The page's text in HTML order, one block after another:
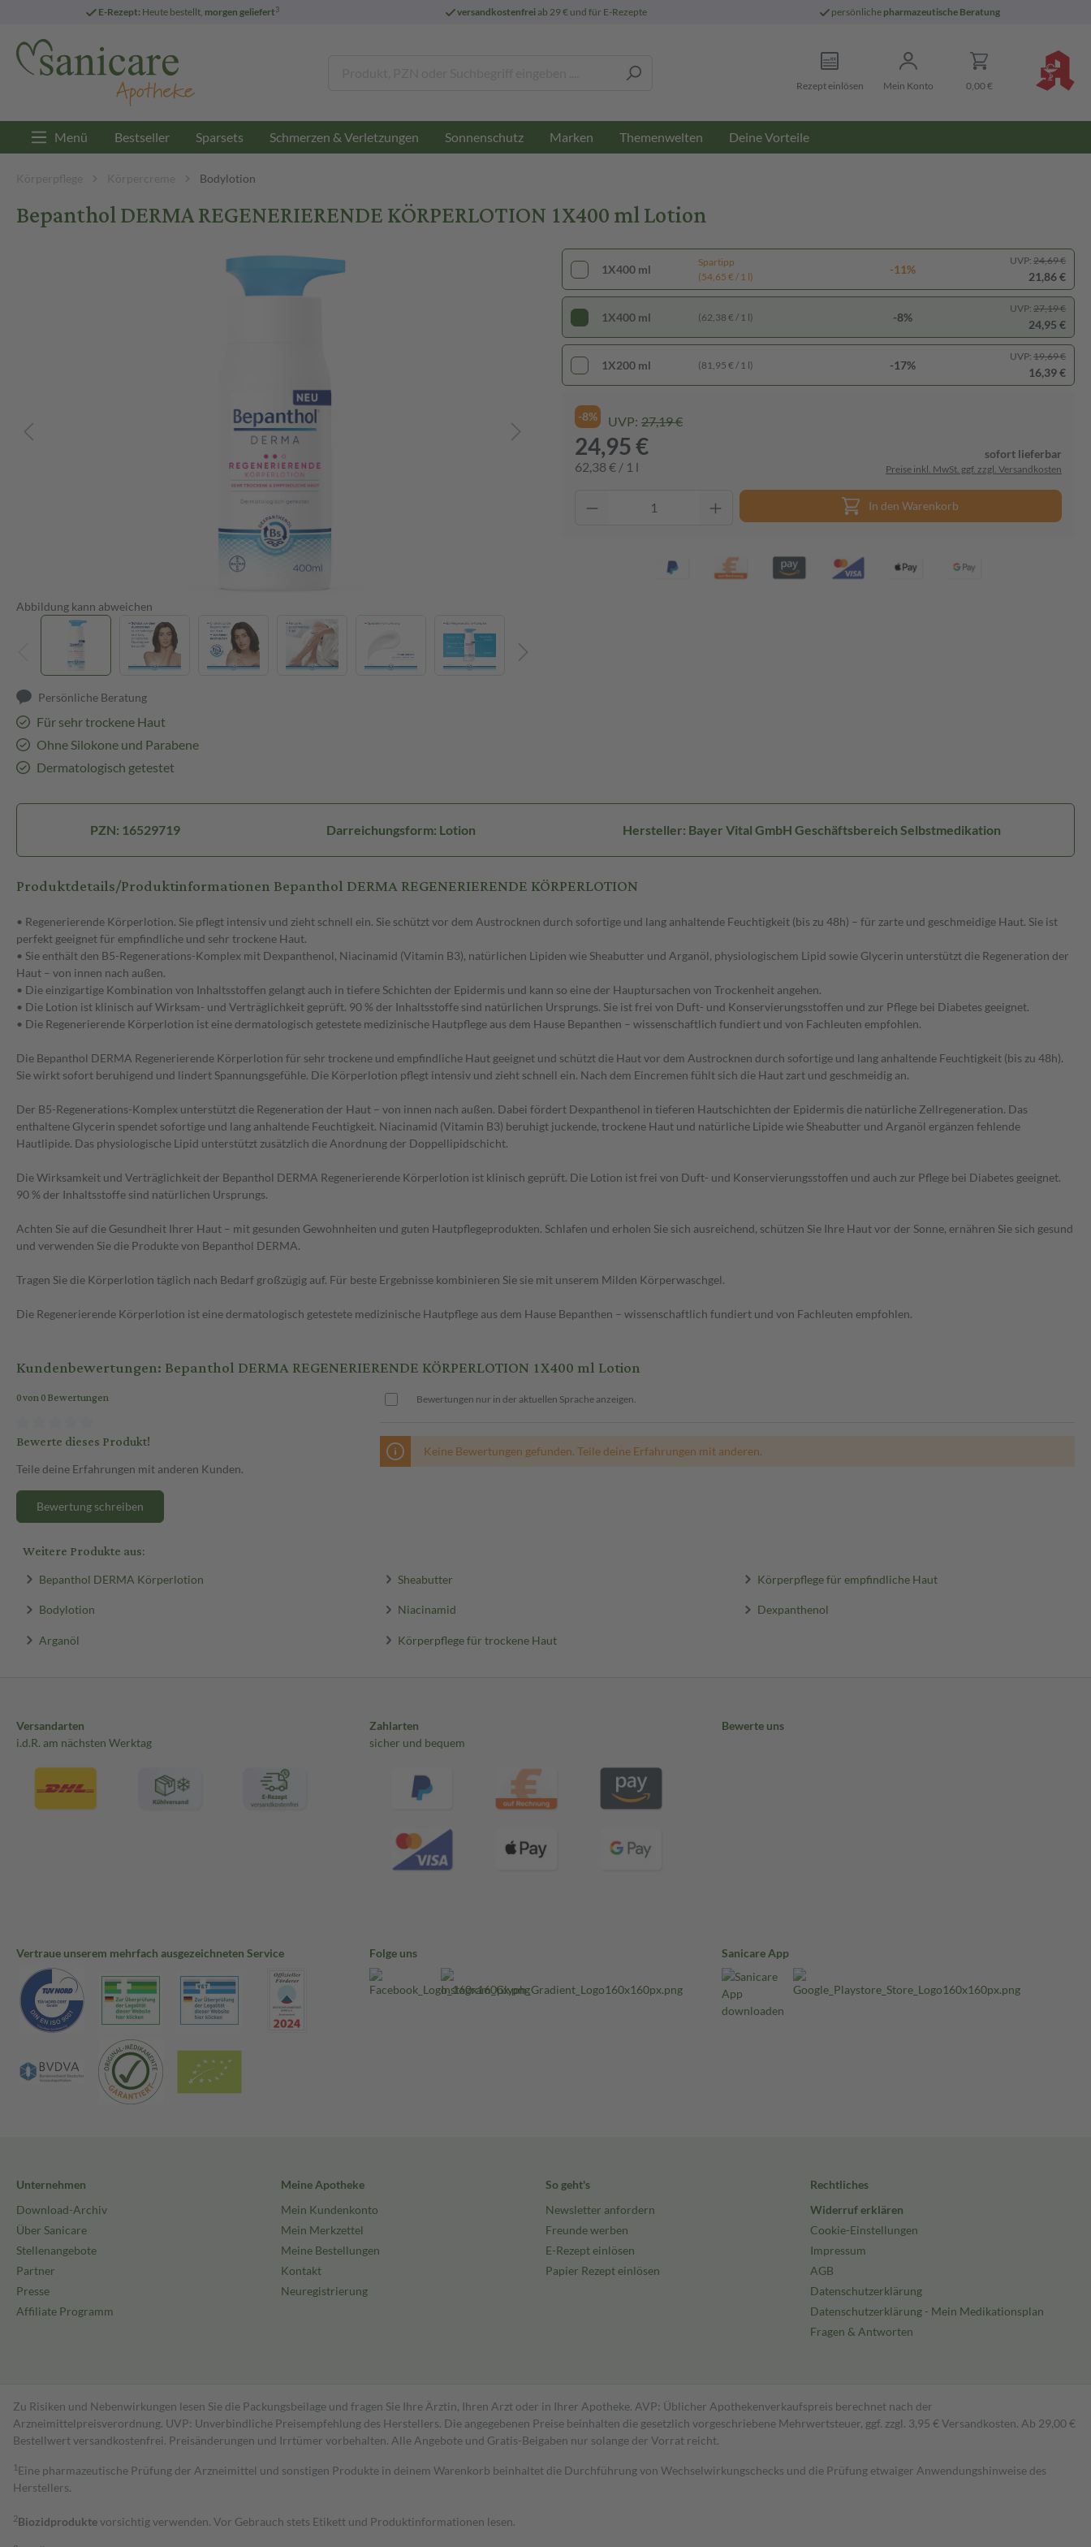
E-Rezept: Heute bestellt, morgen geliefert3 versandkostenfreiab 29 € und für E-Rezepte persönliche pharmazeutische Beratung
Rezept einlösen Mein Konto 0,00 €
Menü Bestseller Sparsets Schmerzen & Verletzungen Sonnenschutz Marken Themenwelten Deine Vorteile
Körperpflege Körpercreme Bodylotion
Bepanthol DERMA REGENERIERENDE KÖRPERLOTION 1X400 ml Lotion
Abbildung kann abweichen
Persönliche Beratung
Für sehr trockene Haut
Ohne Silokone und Parabene
Dermatologisch getestet
1X400 ml
Spartipp
(54,65 € / 1 l)
-11%
UVP: 24,69 €
21,86 €
1X400 ml (62,38 € / 1 l) -8%
UVP: 27,19 €
24,95 €
1X200 ml (81,95 € / 1 l) -17%
UVP: 19,69 €
16,39 €
-8% UVP: 27,19 €
24,95 €
62,38 € / 1 l
sofort lieferbar
Preise inkl. MwSt. ggf. zzgl. Versandkosten
In den Warenkorb
PZN: 16529719 Darreichungsform: Lotion Hersteller: Bayer Vital GmbH Geschäftsbereich Selbstmedikation
Produktdetails/Produktinformationen Bepanthol DERMA REGENERIERENDE KÖRPERLOTION
• Regenerierende Körperlotion. Sie pflegt intensiv und zieht schnell ein. Sie schützt vor dem Austrocknen durch sofortige und lang anhaltende Feuchtigkeit (bis zu 48h) – für zarte und geschmeidige Haut. Sie ist
perfekt geeignet für empfindliche und sehr trockene Haut.
• Sie enthält den B5-Regenerations-Komplex mit Dexpanthenol, Niacinamid (Vitamin B3), natürlichen Lipiden wie Sheabutter und Arganöl, physiologischem Lipid sowie Glycerin unterstützt die Regeneration der
Haut – von innen nach außen.
• Die einzigartige Kombination von Inhaltsstoffen gelangt auch in tiefere Schichten der Epidermis und kann so eine der Hauptursachen von Trockenheit angehen.
• Die Lotion ist klinisch auf Wirksam- und Verträglichkeit geprüft. 90 % der Inhaltsstoffe sind natürlichen Ursprungs. Sie ist frei von Duft- und Konservierungsstoffen und zur Pflege bei Diabetes geeignet.
• Die Regenerierende Körperlotion ist eine dermatologisch getestete medizinische Hautpflege aus dem Hause Bepanthen – wissenschaftlich fundiert und von Fachleuten empfohlen.
Die Bepanthol DERMA Regenerierende Körperlotion für sehr trockene und empfindliche Haut geeignet und schützt die Haut vor dem Austrocknen durch sofortige und lang anhaltende Feuchtigkeit (bis zu 48h).
Sie wirkt sofort beruhigend und lindert Spannungsgefühle. Die Körperlotion pflegt intensiv und zieht schnell ein. Nach dem Eincremen fühlt sich die Haut zart und geschmeidig an.
Der B5-Regenerations-Komplex unterstützt die Regeneration der Haut – von innen nach außen. Dabei fördert Dexpanthenol in tieferen Hautschichten der Epidermis die natürliche Zellregeneration. Das
enthaltene Glycerin spendet sofortige und lang anhaltende Feuchtigkeit. Niacinamid (Vitamin B3) beruhigt juckende, trockene Haut und natürliche Lipide wie Sheabutter und Arganöl ergänzen fehlende
Hautlipide. Das physiologische Lipid unterstützt zusätzlich die Anordnung der Doppellipidschicht.
Die Wirksamkeit und Verträglichkeit der Bepanthol DERMA Regenerierende Körperlotion ist klinisch geprüft. Die Lotion ist frei von Duft- und Konservierungsstoffen und auch zur Pflege bei Diabetes geeignet.
90 % der Inhaltsstoffe sind natürlichen Ursprungs.
Achten Sie auf die Gesundheit Ihrer Haut – mit gesunden Gewohnheiten und guten Hautpflegeprodukten. Schlafen und erholen Sie sich ausreichend, schützen Sie Ihre Haut vor der Sonne, ernähren Sie sich gesund
und verwenden Sie die Produkte von Bepanthol DERMA.
Tragen Sie die Körperlotion täglich nach Bedarf großzügig auf. Für beste Ergebnisse kombinieren Sie sie mit unserem Milden Körperwaschgel.
Die Regenerierende Körperlotion ist eine dermatologisch getestete medizinische Hautpflege aus dem Hause Bepanthen – wissenschaftlich fundiert und von Fachleuten empfohlen.
Kundenbewertungen: Bepanthol DERMA REGENERIERENDE KÖRPERLOTION 1X400 ml Lotion
0 von 0 Bewertungen
Bewerte dieses Produkt!
Teile deine Erfahrungen mit anderen Kunden.
Bewertung schreiben
Bewertungen nur in der aktuellen Sprache anzeigen.
Keine Bewertungen gefunden. Teile deine Erfahrungen mit anderen.
Weitere Produkte aus:
Bepanthol DERMA Körperlotion Sheabutter Körperpflege für empfindliche Haut
Bodylotion Niacinamid Dexpanthenol
Arganöl Körperpflege für trockene Haut
Versandarten
i.d.R. am nächsten Werktag
Zahlarten
sicher und bequem
Bewerte uns
Vertraue unserem mehrfach ausgezeichneten Service Folge uns Sanicare App
Unternehmen
Download-Archiv
Über Sanicare
Stellenangebote
Partner
Presse
Affiliate Programm
Meine Apotheke
Mein Kundenkonto
Mein Merkzettel
Meine Bestellungen
Kontakt
Neuregistrierung
So geht's
Newsletter anfordern
Freunde werben
E-Rezept einlösen
Papier Rezept einlösen
Rechtliches
Widerruf erklären
Cookie-Einstellungen
Impressum
AGB
Datenschutzerklärung
Datenschutzerklärung - Mein Medikationsplan
Fragen & Antworten
Zu Risiken und Nebenwirkungen lesen Sie die Packungsbeilage und fragen Sie Ihre Ärztin, Ihren Arzt oder in Ihrer Apotheke. AVP: Üblicher Apothekenverkaufspreis berechnet nach der
Arzneimittelpreisverordnung. UVP: Unverbindliche Preisempfehlung des Herstellers. Die angegebenen Preise beinhalten die gesetzlich vorgeschriebene Mehrwertsteuer, ggf. zzgl. 3,95 € Versandkosten. Ab 29,00 €
Bestell­wert versand­kosten­frei. Preisänderungen und Irrtümer vorbehalten. Alle Angebote und Gratis-Beigaben nur solange der Vorrat reicht.
1 Eine pharmazeutische Prüfung der Arzneimittel und sonstigen Produkte in deinem Warenkorb beinhaltet die Durchführung von Wechselwirkungschecks und die Prüfung etwaiger Anwendungshinweise des
Herstellers.
2Biozidproduktevorsichtig verwenden. Vor Gebrauch stets Etikett und Produktinformationen lesen.